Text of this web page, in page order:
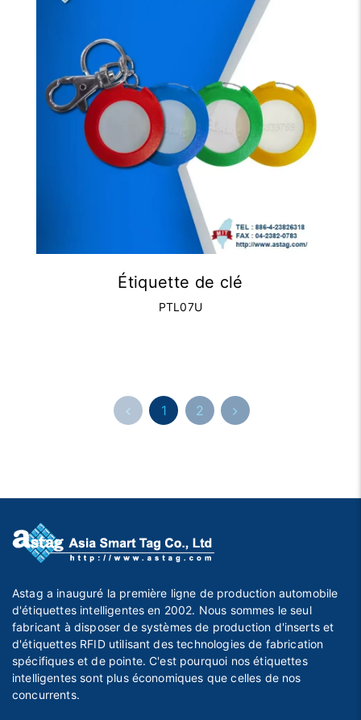
Étiquette de clé
PTL07U
1 2
Astag a inauguré la première ligne de production automobile
d'étiquettes intelligentes en 2002. Nous sommes le seul
fabricant à disposer de systèmes de production d'inserts et
d'étiquettes RFID utilisant des technologies de fabrication
spécifiques et de pointe. C'est pourquoi nos étiquettes
intelligentes sont plus économiques que celles de nos
concurrents.